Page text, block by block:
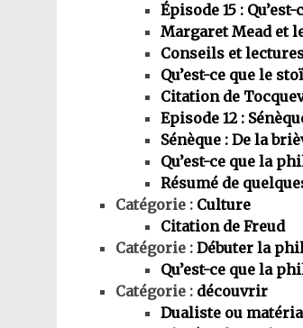
Épisode 15 :
Margaret Mead et
Conseils et
Qu’est-ce que le
Citation de
Episode 12 :
Sénèque : De la
Qu’est-ce que la
Résumé de
Catégorie : Culture
Citation de Freud
Catégorie : Débuter la
Qu’est-ce que la
Catégorie : découvrir
Dualiste ou